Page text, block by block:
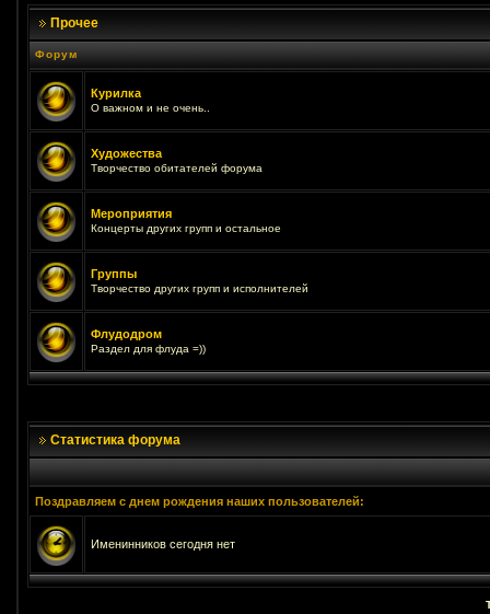
Прочее
Форум
Курилка
О важном и не очень..
Художества
Творчество обитателей форума
Мероприятия
Концерты других групп и остальное
Группы
Творчество других групп и исполнителей
Флудодром
Раздел для флуда =))
Статистика форума
Поздравляем с днем рождения наших пользователей:
Именинников сегодня нет